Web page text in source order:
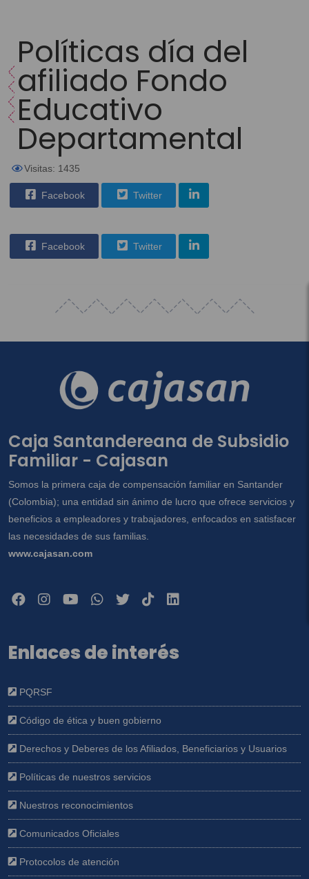
Políticas día del
afiliado Fondo
Educativo
Departamental
Visitas: 1435
Facebook Twitter
Facebook Twitter
Caja Santandereana de Subsidio
Familiar - Cajasan
Somos la primera caja de compensación familiar en Santander
(Colombia); una entidad sin ánimo de lucro que ofrece servicios y
beneficios a empleadores y trabajadores, enfocados en satisfacer
las necesidades de sus familias.
www.cajasan.com
Enlaces de interés
PQRSF
Código de ética y buen gobierno
Derechos y Deberes de los Afiliados, Beneficiarios y Usuarios
Políticas de nuestros servicios
Nuestros reconocimientos
Comunicados Oficiales
Protocolos de atención